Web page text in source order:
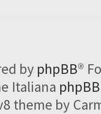
by phpBB®
Italiana
theme by